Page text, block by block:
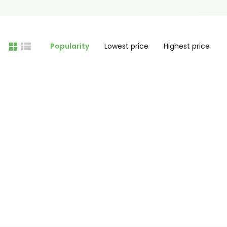
Popularity Lowest price Highest price